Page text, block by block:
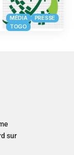
MÉDIA
PRESSE
TOGO
sur